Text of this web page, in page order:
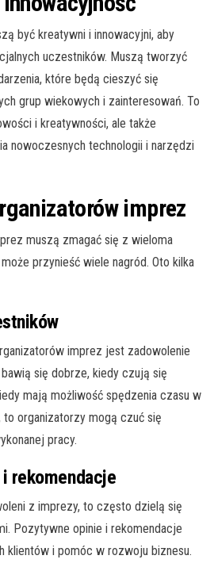
być kreatywni i innowacyjni, aby
uczestników. Muszą tworzyć
które będą cieszyć się
grup wiekowych i zainteresowań. To
i kreatywności, ale także
nowoczesnych technologii i narzędzi
imprez
muszą zmagać się z wieloma
przynieść wiele nagród. Oto kilka
imprez jest zadowolenie
się dobrze, kiedy czują się
mają możliwość spędzenia czasu w
to organizatorzy mogą czuć się
pracy.
rekomendacje
z imprezy, to często dzielą się
Pozytywne opinie i rekomendacje
klientów i pomóc w rozwoju biznesu.